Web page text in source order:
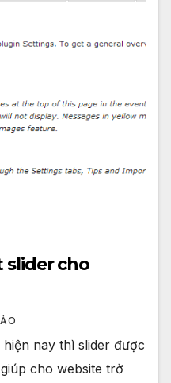
cho
nay thì slider được
cho website trở